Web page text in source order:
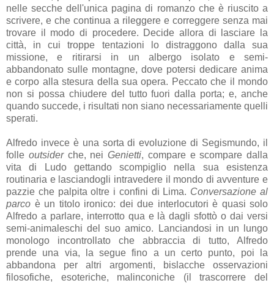
nelle secche dell'unica pagina di romanzo che è riuscito a
scrivere, e che continua a rileggere e correggere senza mai
trovare il modo di procedere. Decide allora di lasciare la
città, in cui troppe tentazioni lo distraggono dalla sua
missione, e ritirarsi in un albergo isolato e semi-
abbandonato sulle montagne, dove potersi dedicare anima
e corpo alla stesura della sua opera. Peccato che il mondo
non si possa chiudere del tutto fuori dalla porta; e, anche
quando succede, i risultati non siano necessariamente quelli
sperati.
Alfredo invece è una sorta di evoluzione di Segismundo, il
folle outsiderche, nei Genietti, compare e scompare dalla
vita di Ludo gettando scompiglio nella sua esistenza
routinaria e lasciandogli intravedere il mondo di avventure e
pazzie che palpita oltre i confini di Lima. Conversazione al
parco è un titolo ironico: dei due interlocutori è quasi solo
Alfredo a parlare, interrotto qua e là dagli sfottò o dai versi
semi-animaleschi del suo amico. Lanciandosi in un lungo
monologo incontrollato che abbraccia di tutto, Alfredo
prende una via, la segue fino a un certo punto, poi la
abbandona per altri argomenti, bislacche osservazioni
filosofiche, esoteriche, malinconiche (il trascorrere del